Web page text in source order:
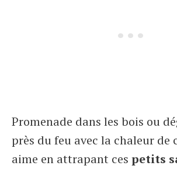
Promenade dans les bois ou
près du feu avec la chaleur de
aime en attrapant ces petits